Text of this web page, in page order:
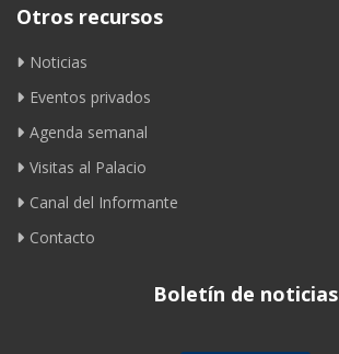
Otros recursos
Noticias
Eventos privados
Agenda semanal
Visitas al Palacio
Canal del Informante
Contacto
Boletín de noticias